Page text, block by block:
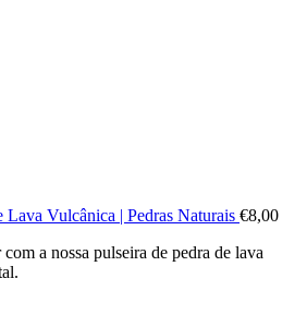
Lava Vulcânica | Pedras Naturais €8,00
a nossa pulseira de pedra de lava